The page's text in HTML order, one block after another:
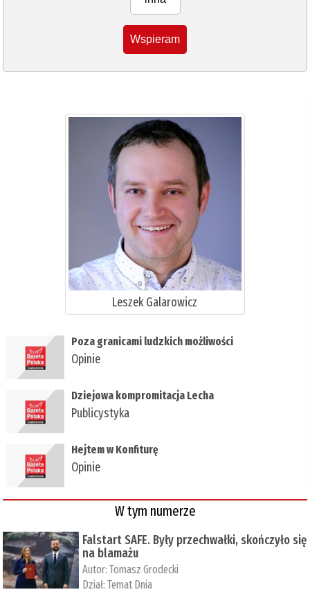
Wspieram
Leszek Galarowicz
Poza granicami ludzkich możliwości
Opinie
Dziejowa kompromitacja Lecha
Publicystyka
Hejtem w Konfiturę
Opinie
W tym numerze
Falstart SAFE. Były przechwałki, skończyło się
na blamażu
Autor:Tomasz Grodecki
Dział:Temat Dnia